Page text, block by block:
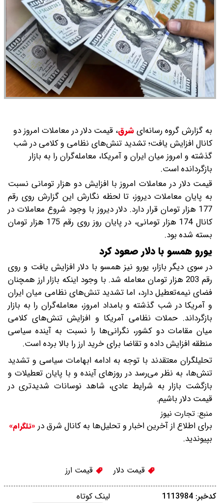
به گزارش گروه رسانه‌ایشرق، قیمت دلار در معاملات امروز دو
کانال افزایش یافت؛ تشدید تنش‌های نظامی و کلامی در شب
گذشته و امروز میان ایران و آمریکا، معامله‌گران را به بازار
بازگردانده است.
قیمت دلار در معاملات امروز با افزایش دو هزار تومانی نسبت
به پایان معاملات دیروز، تا لحظه نگارش این گزارش روی رقم
177 هزار تومان قرار دارد. دلار دیروز با وجود شروع معاملات در
کانال 174 هزار تومانی، در پایان روز روی رقم 175 هزار تومان
بسته شده بود.
یورو همسو با دلار صعود کرد
در سوی دیگر بازار، یورو نیز همسو با دلار افزایش یافت و روی
رقم 203 هزار تومان معامله شد. با وجود اینکه بازار ارز همچنان
فضای نیمه‌تعطیل دارد، اما تشدید تنش‌های نظامی میان ایران
و آمریکا در شب گذشته و بامداد امروز، معامله‌گران را به بازار
بازگرداند. حملات نظامی آمریکا و افزایش تنش‌های کلامی
میان مقامات دو کشور، نگرانی‌ها را نسبت به آینده سیاسی
منطقه افزایش داده و تقاضا برای خرید ارز را بالا برده است.
تحلیلگران معتقدند با توجه به ادامه ابهامات سیاسی و تشدید
تنش‌ها، به نظر می‌رسد در روزهای آینده و با پایان تعطیلات و
بازگشت بازار به شرایط عادی، شاهد نوسانات شدیدتری در
قیمت دلار باشیم.
منبع: تجارت نیوز
برای اطلاع از آخرین اخبار و تحلیل‌ها به کانال شرق در «تلگرام»
بپیوندید.
قیمت دلار قیمت ارز
لینک کوتاه کدخبر: 1113984